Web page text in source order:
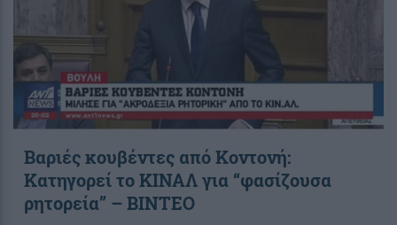
Βαριές κουβέντες από Κοντονή:
Κατηγορεί το ΚΙΝΑΛ για “φασίζουσα
ρητορεία” – ΒΙΝΤΕΟ